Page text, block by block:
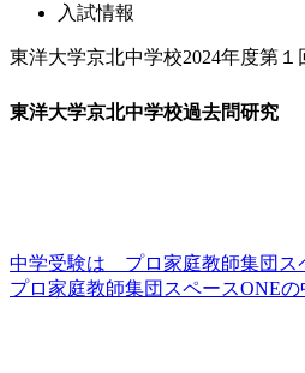
入試情報
東洋大学京北中学校2024年度第
東洋大学京北中学校過去問研究
中学受験は プロ家庭教師集団ス
プロ家庭教師集団スペースONE